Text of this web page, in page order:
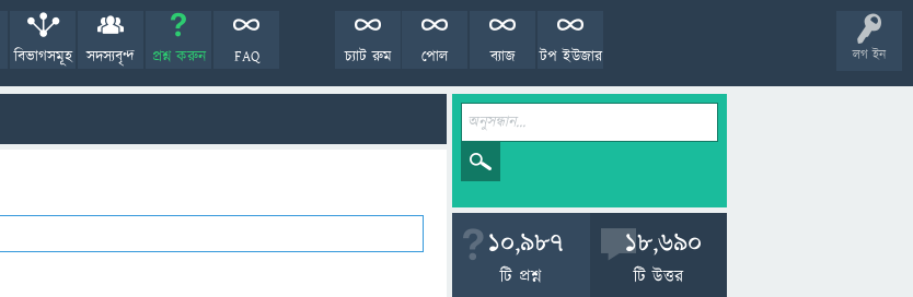
লগ ইন
বিভাগসমূহ সদস্যবৃন্দ প্রশ্ন করুন FAQ টপ ইউজার
ব্যাজ
পোল
চ্যাট রুম
10,987
টি প্রশ্ন
18,690
টি উত্তর